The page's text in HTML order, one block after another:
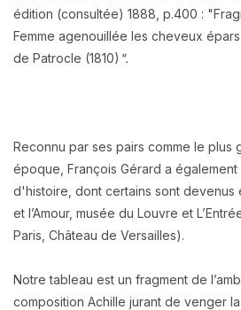
édition (consultée) 1888, p.400 :
Femme agenouillée les cheveux
de Patrocle (1810) ".
Reconnu par ses pairs comme le plus
époque, François Gérard a
d'histoire, dont certains sont devenus
et l’Amour, musée du Louvre et
Paris, Château de Versailles).
Notre tableau est un fragment de
composition Achille jurant de venger